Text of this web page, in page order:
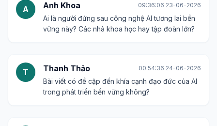
A Anh Khoa 09:36:06 23-06-2026
Ai là người đứng sau công nghệ AI tương lai bền
vững này? Các nhà khoa học hay tập đoàn lớn?
T Thanh Thảo 00:54:36 24-06-2026
Bài viết có đề cập đến khía cạnh đạo đức của AI
trong phát triển bền vững không?